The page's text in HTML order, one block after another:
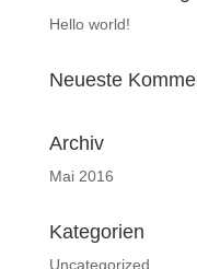
Hello world!
Neueste
Archiv
Mai 2016
Kategorien
Uncategorized